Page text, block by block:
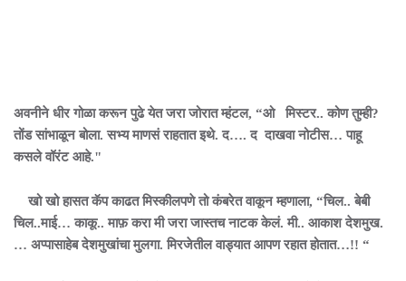
अवनीने धीर गोळा करून पुढे येत जरा जोरात म्हंटल, “ओ मिस्टर.. कोण तुम्ही?
तोंड सांभाळून बोला. सभ्य माणसं राहतात इथे. द…. द दाखवा नोटीस… पाहू
कसले वॉरंट आहे."
खो खो हासत कॅप काढत मिस्कीलपणे तो कंबरेत वाकून म्हणाला, “चिल.. बेबी
चिल..माई… काकू.. माफ़ करा मी जरा जास्तच नाटक केलं. मी.. आकाश देशमुख.
… अप्पासाहेब देशमुखांचा मुलगा. मिरजेतील वाड्यात आपण रहात होतात…!! “